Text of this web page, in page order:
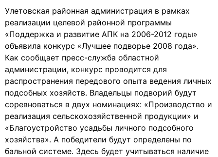
Улетовская районная администрация в рамках
реализации целевой районной программы
«Поддержка и развитие АПК на 2006-2012 годы»
объявила конкурс «Лучшее подворье 2008 года».
Как сообщает пресс-служба областной
администрации, конкурс проводится для
распространения передового опыта ведения личных
подсобных хозяйств. Владельцы подворий будут
соревноваться в двух номинациях: «Производство и
реализация сельскохозяйственной продукции» и
«Благоустройство усадьбы личного подсобного
хозяйства». А победители будут определены по
бальной системе. Здесь будет учитываться наличие